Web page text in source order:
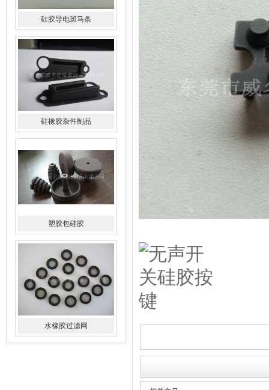
硅胶导电斑马条
硅橡胶杂件制品
塑胶包硅胶
水橡胶过滤网